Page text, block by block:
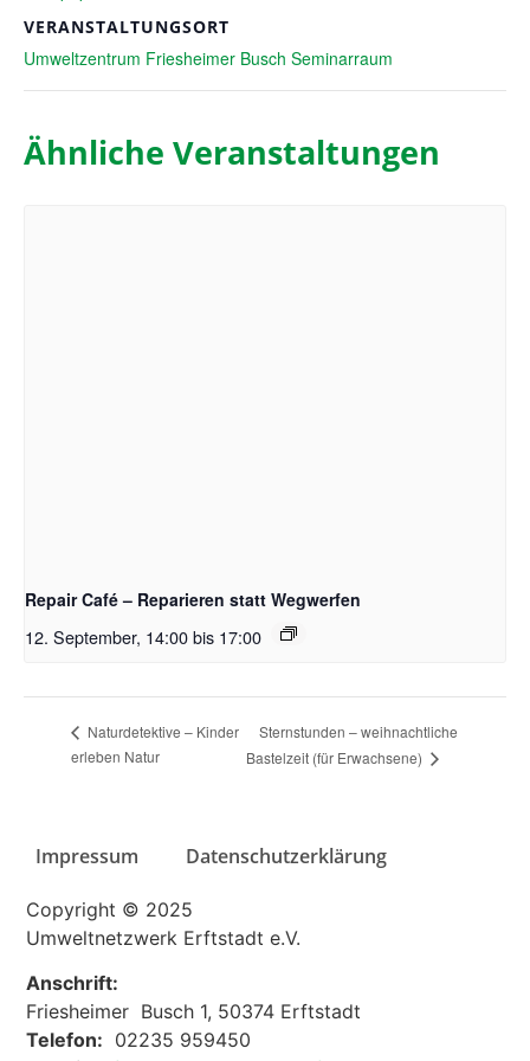
VERANSTALTUNGSORT
Umweltzentrum Friesheimer Busch Seminarraum
Ähnliche Veranstaltungen
Repair Café – Reparieren statt Wegwerfen
12. September, 14:00bis 17:00
Naturdetektive – Kinder
erleben Natur
Sternstunden – weihnachtliche
Bastelzeit (für Erwachsene)
Impressum Datenschutzerklärung
Copyright © 2025
Umweltnetzwerk Erftstadt e.V.
Anschrift:
Friesheimer Busch 1, 50374 Erftstadt
Telefon: 02235 959450